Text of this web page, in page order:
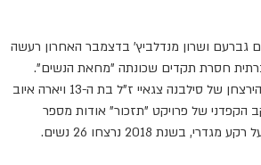
גברעם ושרון מנדלביץ' בדצמבר האחרון רעשה
חסרת תקדים שכונתה "מחאת הנשים".
מחאה שהוצתה בעקבות הירצחן של סילבנה צגאיי ז"ל בת ה-13 ויארה איוב
פי המעקב הקפדני של פרויקט "תזכור" אודות מספר
הנשים הנרצחת בישראל על רקע מגדרי, בשנת 2018 נרצחו 26 נשים.